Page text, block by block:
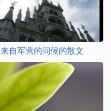
来自军营的问候的散文